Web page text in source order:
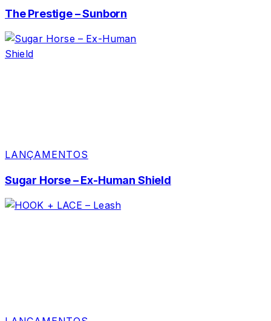
The Prestige – Sunborn
LANÇAMENTOS
Sugar Horse – Ex-Human Shield